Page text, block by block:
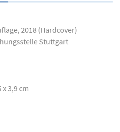
2018 (Hardcover)
Stuttgart
x 3,9 cm